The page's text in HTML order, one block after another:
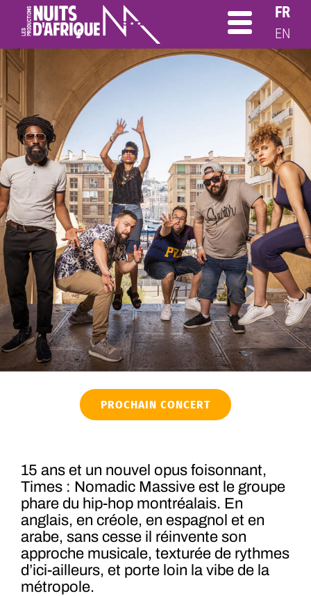
FR
EN
PROCHAIN CONCERT
15 ans et un nouvel opus foisonnant,
Times : Nomadic Massive est le groupe
phare du hip-hop montréalais. En
anglais, en créole, en espagnol et en
arabe, sans cesse il réinvente son
approche musicale, texturée de rythmes
d’ici-ailleurs, et porte loin la vibe de la
métropole.